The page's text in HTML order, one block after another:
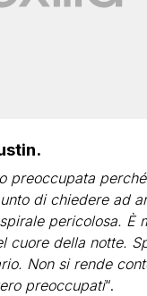
preoccupata
di chiedere ad
pericolosa. È
della notte.
Non si rende
preoccupati“.